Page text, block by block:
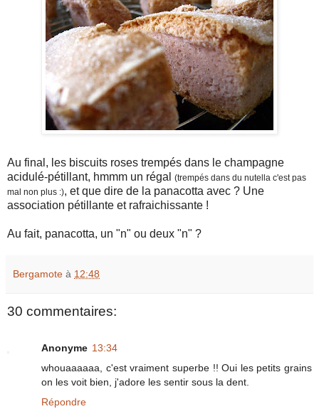
Au final, les biscuits roses trempés dans le champagne
acidulé-pétillant, hmmm un régal
(trempés dans du nutella c'est pas
mal non plus :), et que dire de la panacotta avec ? Une
association pétillante et rafraichissante !
Au fait, panacotta, un "n" ou deux "n" ?
Bergamote à 12:48
30 commentaires:
Anonyme 13:34
whouaaaaaa, c'est vraiment superbe !! Oui les petits grains
on les voit bien, j'adore les sentir sous la dent.
Répondre